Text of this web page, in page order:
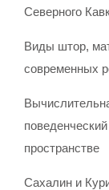
Северного
Виды штор,
современных
пространстве
Сахалин и